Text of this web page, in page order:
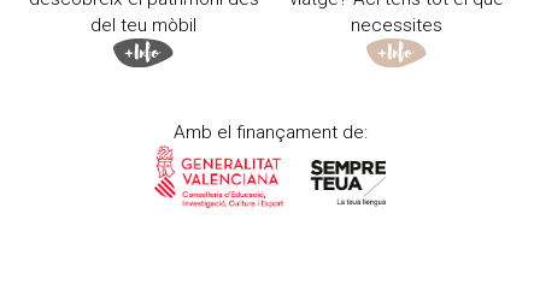
del teu mòbil
necessites
Amb el finançament de: